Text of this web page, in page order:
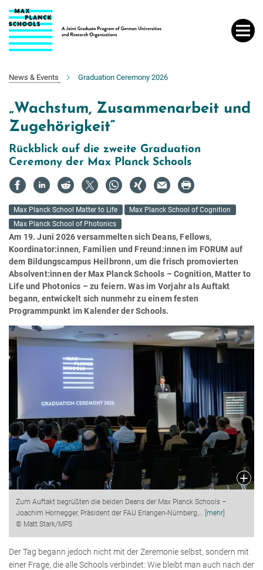
Hauptinhalt
News & Events Graduation Ceremony 2026
„Wachstum, Zusammenarbeit und
Zugehörigkeit“
Rückblick auf die zweite Graduation
Ceremony der Max Planck Schools
Max Planck School Matter to Life
Max Planck School of Cognition
Max Planck School of Photonics
Am 19. Juni 2026 versammelten sich Deans, Fellows,
Koordinator:innen, Familien und Freund:innen im FORUM auf
dem Bildungscampus Heilbronn, um die frisch promovierten
Absolvent:innen der Max Planck Schools – Cognition, Matter to
Life und Photonics – zu feiern. Was im Vorjahr als Auftakt
begann, entwickelt sich nunmehr zu einem festen
Programmpunkt im Kalender der Schools.
Zum Auftakt begrüßten die beiden Deans der Max Planck Schools –
Joachim Hornegger, Präsident der FAU Erlangen-Nürnberg,
[mehr]
© Matt Stark/MPS
Der Tag begann jedoch nicht mit der Zeremonie selbst, sondern mit
einer Frage, die alle Schools verbindet: Wie bleibt man auch nach der